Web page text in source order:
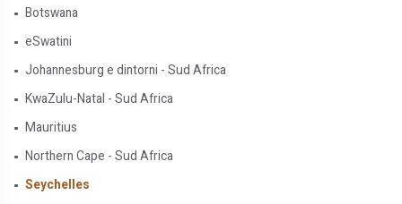
Botswana
eSwatini
Johannesburg e dintorni - Sud Africa
KwaZulu-Natal - Sud Africa
Mauritius
Northern Cape - Sud Africa
Seychelles